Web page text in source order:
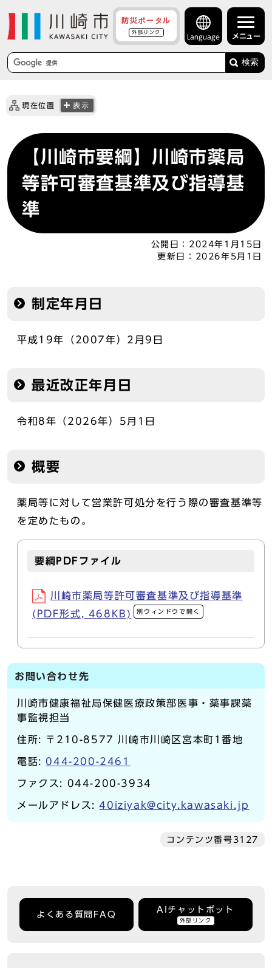
防災ポータル
外部リンク
Language メニュー
検索
現在位置 表示
【川崎市要綱】川崎市薬局
等許可審査基準及び指導基
準
公開日： 2024年1月15日
更新日：
2026年5月1日
制定年月日
平成19年（2007年）2月9日
最近改正年月日
令和8年（2026年）5月1日
概要
薬局等に対して営業許可処分を行う際の審査基準等
を定めたもの。
要綱PDFファイル
川崎市薬局等許可審査基準及び指導基準
(PDF形式, 468KB)
別ウィンドウで開く
お問い合わせ先
川崎市健康福祉局保健医療政策部医事・薬事課薬
事監視担当
住所: 〒210-8577 川崎市川崎区宮本町1番地
電話: 044-200-2461
ファクス: 044-200-3934
メールアドレス:40iziyak@city.kawasaki.jp
コンテンツ番号3127
よくある質問FAQ
AIチャットボット
外部リンク